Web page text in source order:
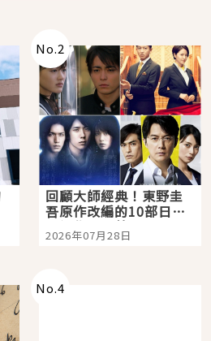
No.2
回顧大師經典！東野圭
吾原作改編的10部日本
影視作品推薦
2026年07月28日
No.4